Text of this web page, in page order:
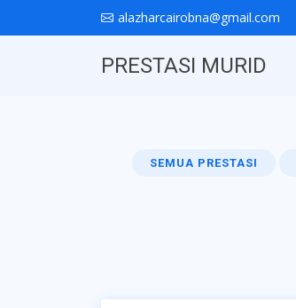
alazharcairobna@gmail.com
PRESTASI MURID
SEMUA PRESTASI